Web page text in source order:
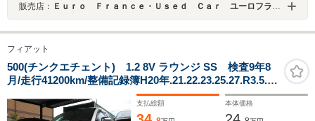
販売店： Ｅｕｒｏ Ｆｒａｎｃｅ・Ｕｓｅｄ Ｃａｒ ユーロフランスユーズドカー
フィアット
500(チンクエチェント) 1.2 8V ラウンジ SS 検査9年8
月/走行41200km/整備記録簿H20年.21.22.23.25.27.R3.5.6/
キーレス/スペアーキー/ETC/ ムーンルーフ/バックモニタ
ー/コムテック360度ドライブレコーダー/社外アルミ
支払総額 本体価格